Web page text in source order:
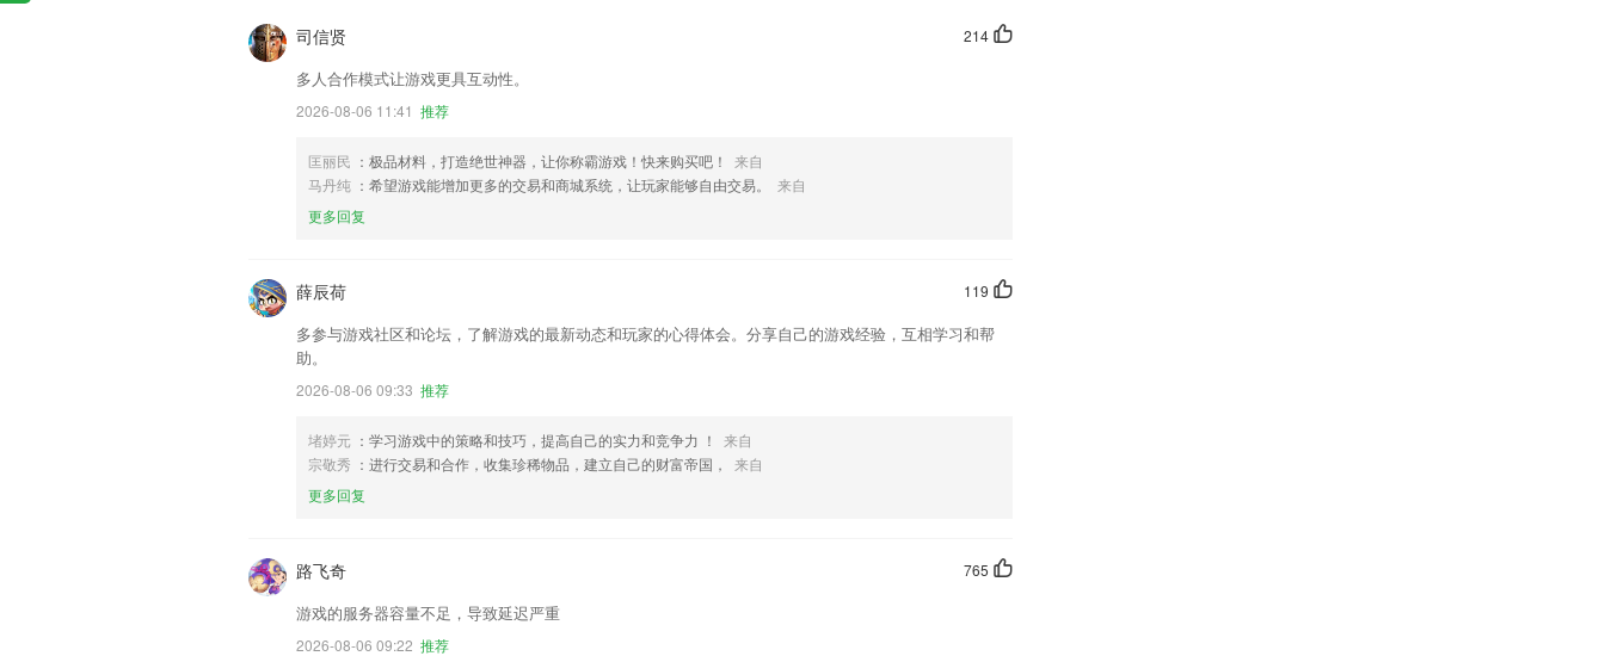
214
司信贤
多人合作模式让游戏更具互动性。
2026-08-06 11:41 推荐
匡丽民 ：极品材料，打造绝世神器，让你称霸游戏！快来购买吧！
来自
马丹纯 ：希望游戏能增加更多的交易和商城系统，让玩家能够自由交易。
来自
更多回复
119
薛辰荷
多参与游戏社区和论坛，了解游戏的最新动态和玩家的心得体会。分享自己的游戏经验，互相学习和帮
助。
2026-08-06 09:33 推荐
堵婷元 ：学习游戏中的策略和技巧，提高自己的实力和竞争力 ！
来自
宗敬秀 ：进行交易和合作，收集珍稀物品，建立自己的财富帝国，
来自
更多回复
765
路飞奇
游戏的服务器容量不足，导致延迟严重
2026-08-06 09:22 推荐